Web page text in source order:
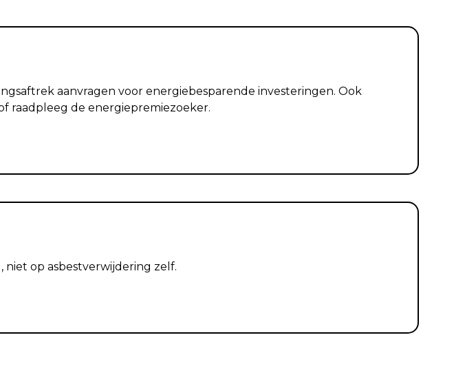
aanvragen voor energiebesparende investeringen. Ook
raadpleeg de energiepremiezoeker.
op asbestverwijdering zelf.